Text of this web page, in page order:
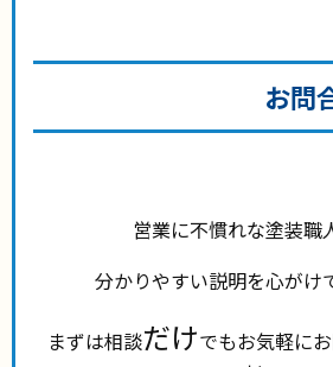
お問
営業に不慣れな塗装職
分かりやすい説明を心がけ
まずは相談だけでもお気軽に